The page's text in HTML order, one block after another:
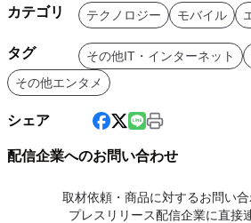
カテゴリ テクノロジー モバイル
タグ その他IT・インターネット
その他エンタメ
シェア
配信企業へのお問い合わせ
取材依頼・商品に対するお問い合
プレスリリース配信企業に直接